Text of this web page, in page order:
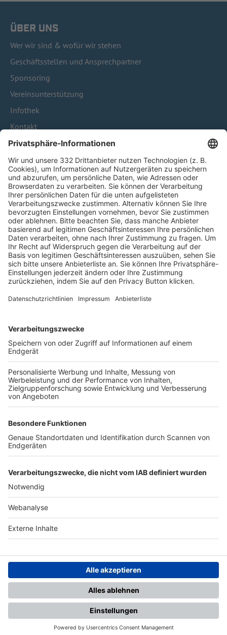
ÜBER UNS
Wer wir sind & wofür wir stehen
Geschäftsstellen und Ansprechpartner
Sponsoring
Vereinsunterstützung
Infothek
Kontakt
HÄUFIG BESUCHTE SEITEN
Pässe und Vereinswechsel
Trainerausbildung
Schulungsangebot Vereinsmitarbeiter
BFV-Geschäftsstellen
Trainerbörse
Login SpielPlus
FOLGE DEM BFV
TOP-VEREINE
TOP-PARTNER
Nutzungsbedingungen Datenschutz Impressum